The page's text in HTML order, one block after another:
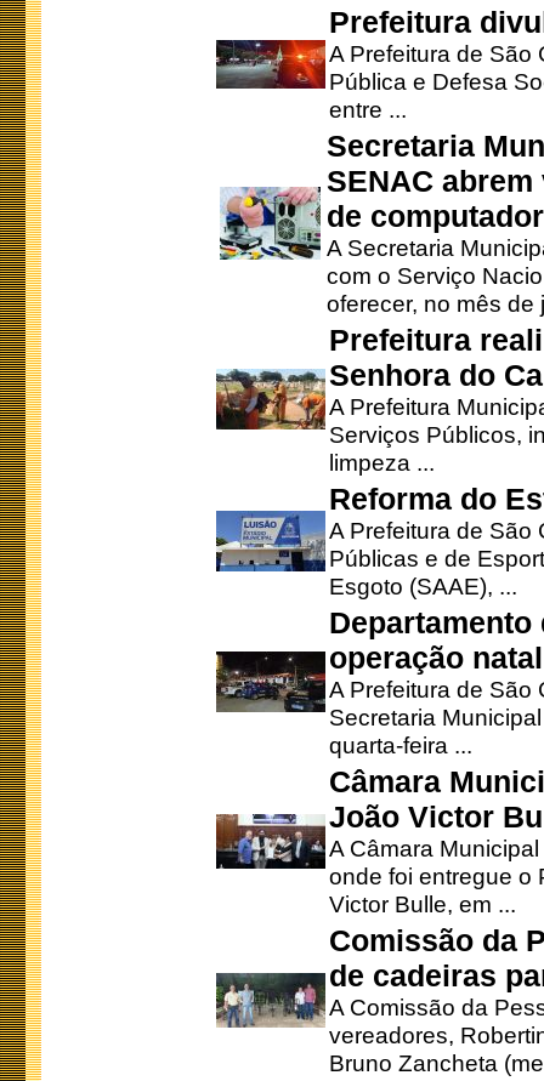
Prefeitura
A Prefeitura de São
Pública e Defesa
entre ...
Secretaria
SENAC
de
A Secretaria
com o Serviço
oferecer, no mês de
Prefeitura
Senhora do
A Prefeitura
Serviços Públicos,
limpeza ...
Reforma do
A Prefeitura de São
Públicas e de
Esgoto (SAAE), ...
operação
A Prefeitura de São
Secretaria
quarta-feira ...
Câmara
João Victor
A Câmara
onde foi entregue o
Victor Bulle, em ...
Comissão da
de cadeiras
A Comissão da
vereadores,
Bruno Zancheta